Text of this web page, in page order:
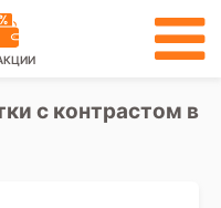
с контрастом в